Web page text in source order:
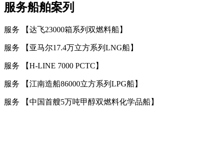
服务船舶案列
服务 【达飞23000箱系列双燃料船】
服务 【亚马尔17.4万立方系列LNG船】
服务 【H-LINE 7000 PCTC】
服务 【江南造船86000立方系列LPG船】
服务 【中国首艘5万吨甲醇双燃料化学品船】